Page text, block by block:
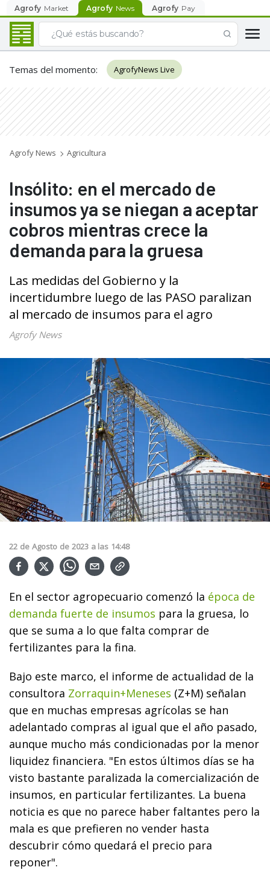
Agrofy Market Agrofy News Agrofy Pay
Temas del momento: AgrofyNews Live
Agrofy News Agricultura
Insólito: en el mercado de
insumos ya se niegan a aceptar
cobros mientras crece la
demanda para la gruesa
Las medidas del Gobierno y la
incertidumbre luego de las PASO paralizan
al mercado de insumos para el agro
Agrofy News
22 de Agosto de 2023 a las 14:48
En el sector agropecuario comenzó la época de
demanda fuerte de insumos para la gruesa, lo
que se suma a lo que falta comprar de
fertilizantes para la fina.
Bajo este marco, el informe de actualidad de la
consultora Zorraquin+Meneses (Z+M) señalan
que en muchas empresas agrícolas se han
adelantado compras al igual que el año pasado,
aunque mucho más condicionadas por la menor
liquidez financiera. "En estos últimos días se ha
visto bastante paralizada la comercialización de
insumos, en particular fertilizantes. La buena
noticia es que no parece haber faltantes pero la
mala es que prefieren no vender hasta
descubrir cómo quedará el precio para
reponer".